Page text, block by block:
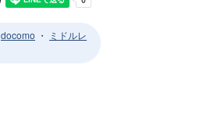
docomo ・
ミドルレ